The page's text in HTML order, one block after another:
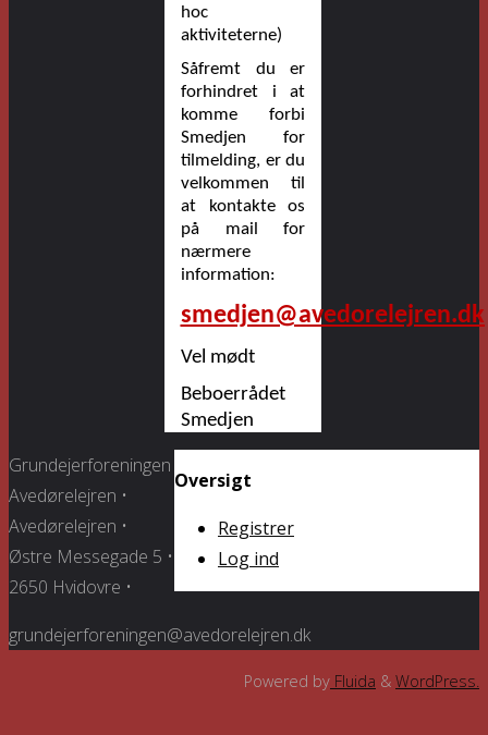
hoc
aktiviteterne)
Såfremt du er
forhindret i at
komme forbi
Smedjen for
tilmelding, er du
velkommen til
at kontakte os
på mail for
nærmere
information:
smedjen@avedorelejren.dk
Vel mødt
Beboerrådet
Smedjen
Oversigt
Registrer
Log ind
Grundejerforeningen
Avedørelejren •
Avedørelejren •
Østre Messegade 5 •
2650 Hvidovre •
grundejerforeningen@avedorelejren.dk
Powered by Fluida & WordPress.